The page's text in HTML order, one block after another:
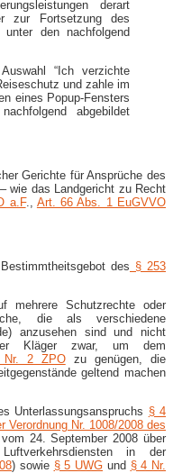
derart
zur Fortsetzung des
unter den nachfolgend
“Ich verzichte
und zahle im
eines Popup-​Fensters
abgebildet
Gerichte für Ansprüche des
wie das Landgericht zu Recht
a.F., Art. 66 Abs. 1 EuGVVO
des § 253
mehrere Schutzrechte oder
die als verschiedene
anzusehen sind und nicht
Kläger zwar, um dem
2 ZPOzu genügen, die
geltend machen
Unterlassungsanspruchs § 4
Verordnung Nr. 1008/2008 des
24. September 2008 über
in der
) sowie § 5 UWG und § 4 Nr.